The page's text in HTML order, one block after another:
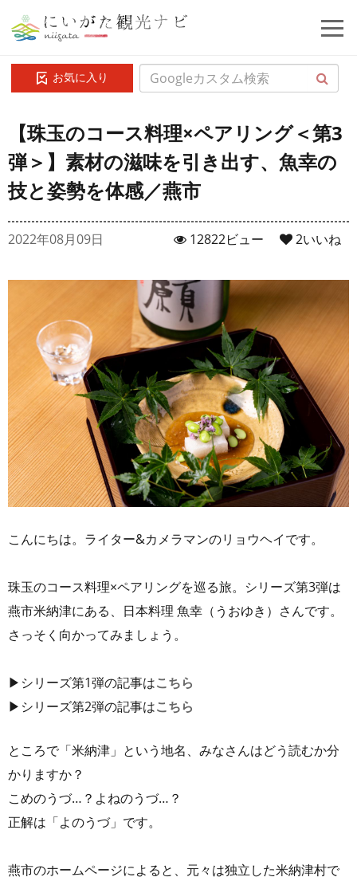
お気に入り
【珠玉のコース料理×ペアリング＜第3
弾＞】素材の滋味を引き出す、魚幸の
技と姿勢を体感／燕市
2022年08月09日 2いいね
12822ビュー
こんにちは。ライター&カメラマンのリョウヘイです。
珠玉のコース料理×ペアリングを巡る旅。シリーズ第3弾は
燕市米納津にある、日本料理 魚幸（うおゆき）さんです。
さっそく向かってみましょう。
▶シリーズ第1弾の記事はこちら
▶シリーズ第2弾の記事はこちら
ところで「米納津」という地名、みなさんはどう読むか分
かりますか？
こめのうづ…？よねのうづ…？
正解は「よのうづ」です。
燕市のホームページによると、元々は独立した米納津村で